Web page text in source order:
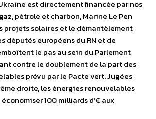
est directement financée par nos
pétrole et charbon, Marine Le Pen
projets solaires et le démantèlement
députés européens du RN et de
le pas au sein du Parlement
contre le doublement de la part des
prévu par le Pacte vert. Jugées
droite, les énergies renouvelables
100 milliards d’€ aux